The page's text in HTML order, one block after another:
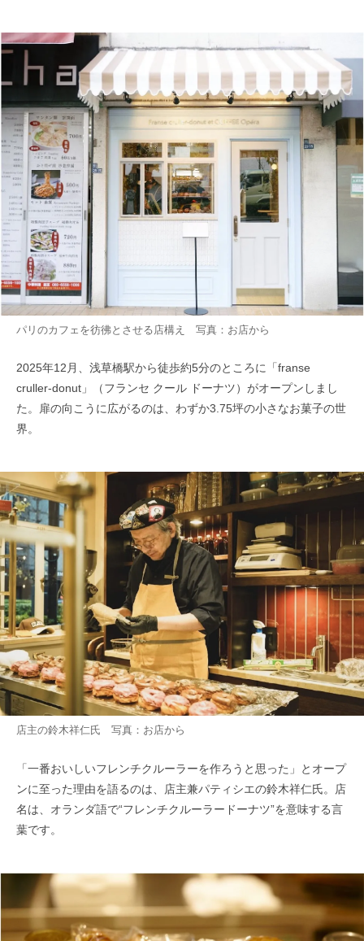
パリのカフェを彷彿とさせる店構え 写真：お店から
2025年12月、浅草橋駅から徒歩約5分のところに「franse
cruller-donut」（フランセ クール ドーナツ）がオープンしまし
た。扉の向こうに広がるのは、わずか3.75坪の小さなお菓子の世
界。
店主の鈴木祥仁氏 写真：お店から
「一番おいしいフレンチクルーラーを作ろうと思った」とオープ
ンに至った理由を語るのは、店主兼パティシエの鈴木祥仁氏。店
名は、オランダ語で“フレンチクルーラードーナツ”を意味する言
葉です。